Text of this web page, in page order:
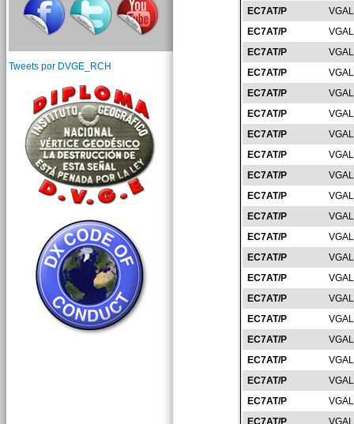
EC7AT/P
EC7AT/P
EC7AT/P
EC7AT/P
EC7AT/P
EC7AT/P
EC7AT/P
EC7AT/P
EC7AT/P
EC7AT/P
EC7AT/P
EC7AT/P
EC7AT/P
EC7AT/P
EC7AT/P
EC7AT/P
EC7AT/P
EC7AT/P
EC7AT/P
EC7AT/P
EC7AT/P
Tweets por DVGE_RCH